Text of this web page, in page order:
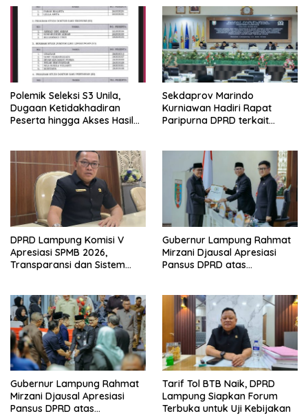
Polemik Seleksi S3 Unila,
Dugaan Ketidakhadiran
Peserta hingga Akses Hasil
Sekdaprov Marindo
Kurniawan Hadiri Rapat
Paripurna DPRD terkait
Daerah Provinsi Lampung
Tahun 2026
DPRD Lampung Komisi V
Apresiasi SPMB 2026,
Transparansi dan Sistem
yang Sukses
Gubernur Lampung Rahmat
Mirzani Djausal Apresiasi
Pansus DPRD atas
Rapat Paripurna DPRD
Lampung
Gubernur Lampung Rahmat
Mirzani Djausal Apresiasi
Pansus DPRD atas
Tarif Tol BTB Naik, DPRD
Lampung Siapkan Forum
Terbuka untuk Uji Kebijakan